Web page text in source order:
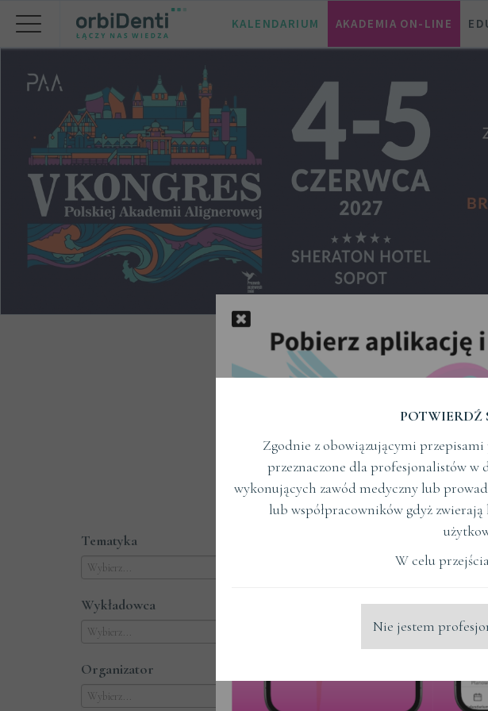
KALENDARIUM AKADEMIA ON-LINE
Termin od
Tematyka
Wykładowca
Organizator
POTWIERDŹ
Zgodnie z obowiązującymi
przeznaczone dla profesjonalistów w
wykonujących zawód medyczny lub
lub współpracowników gdyż
W celu
Nie jestem